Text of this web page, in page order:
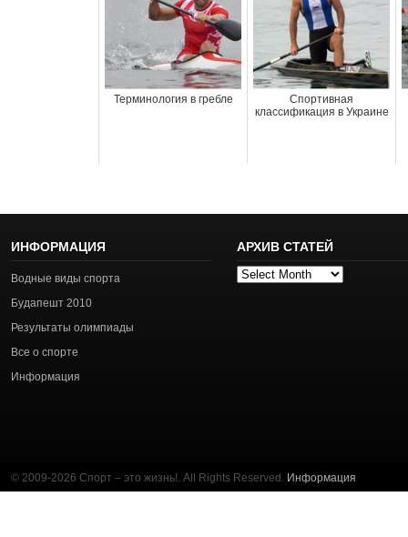
Терминология в гребле
Спортивная
классификация в Украине
ИНФОРМАЦИЯ
Водные виды спорта
Будапешт 2010
Результаты олимпиады
Все о спорте
Информация
АРХИВ СТАТЕЙ
Архив
© 2009-2026 Спорт – это жизнь!. All Rights Reserved. Информация